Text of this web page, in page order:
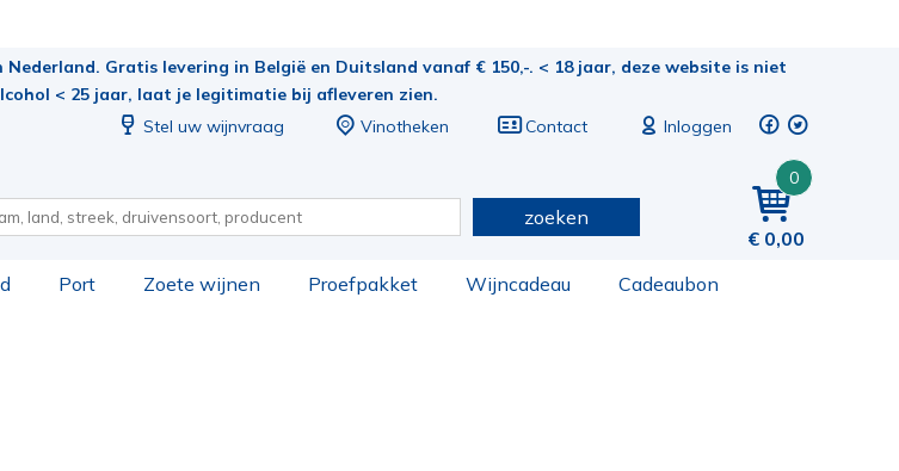
Gratis levering in België en Duitsland vanaf € 150,-. < 18 jaar, deze website is niet
< 25 jaar, laat je legitimatie bij afleveren zien.
Stel uw wijnvraag
Vinotheken Contact Inloggen
0
0,00
zoeken
Port Zoete wijnen Proefpakket Wijncadeau Cadeaubon